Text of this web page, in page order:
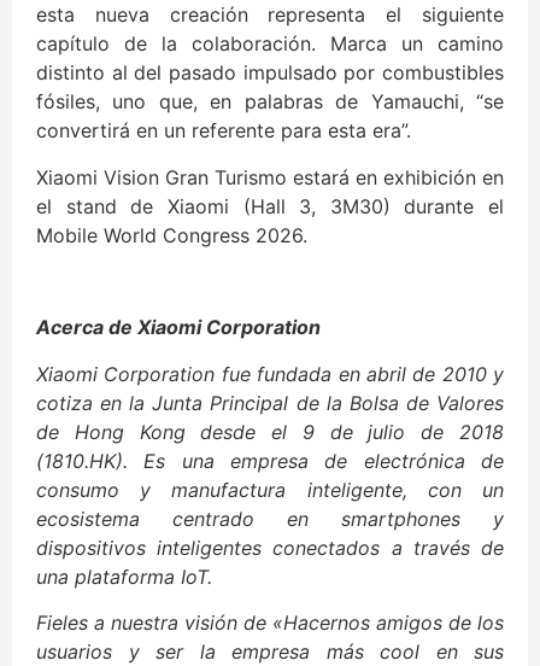
esta nueva creación representa el siguiente
capítulo de la colaboración. Marca un camino
distinto al del pasado impulsado por combustibles
fósiles, uno que, en palabras de Yamauchi, “se
convertirá en un referente para esta era”.
Xiaomi Vision Gran Turismo estará en exhibición en
el stand de Xiaomi (Hall 3, 3M30) durante el
Mobile World Congress 2026.
Acerca de Xiaomi Corporation
Xiaomi Corporation fue fundada en abril de 2010 y
cotiza en la Junta Principal de la Bolsa de Valores
de Hong Kong desde el 9 de julio de 2018
(1810.HK). Es una empresa de electrónica de
consumo y manufactura inteligente, con un
ecosistema centrado en smartphones y
dispositivos inteligentes conectados a través de
una plataforma IoT.
Fieles a nuestra visión de «Hacernos amigos de los
usuarios y ser la empresa más cool en sus